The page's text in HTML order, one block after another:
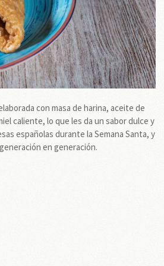
con masa de harina, aceite de
caliente, lo que les da un sabor dulce y
españolas durante la Semana Santa, y
en generación.